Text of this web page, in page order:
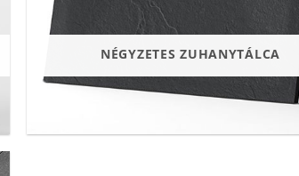
NÉGYZETES ZUHANYTÁLCA